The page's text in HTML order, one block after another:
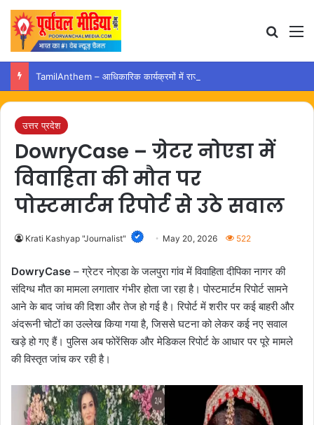
उत्तर प्रदेश
DowryCase – ग्रेटर नोएडा में
विवाहिता की मौत पर
पोस्टमार्टम रिपोर्ट से उठे सवाल
Krati Kashyap "Journalist" May 20, 2026 522
DowryCase – ग्रेटर नोएडा के जलपुरा गांव में विवाहिता दीपिका नागर की
संदिग्ध मौत का मामला लगातार गंभीर होता जा रहा है। पोस्टमार्टम रिपोर्ट सामने
आने के बाद जांच की दिशा और तेज हो गई है। रिपोर्ट में शरीर पर कई बाहरी और
अंदरूनी चोटों का उल्लेख किया गया है, जिससे घटना को लेकर कई नए सवाल
खड़े हो गए हैं। पुलिस अब फोरेंसिक और मेडिकल रिपोर्ट के आधार पर पूरे मामले
की विस्तृत जांच कर रही है।